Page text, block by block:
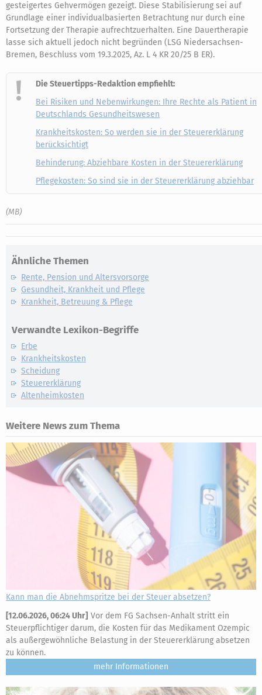
gesteigertes Gehvermögen gezeigt. Diese Stabilisierung sei auf
Grundlage einer individualbasierten Betrachtung nur durch eine
Fortsetzung der Therapie aufrechtzuerhalten. Eine Dauertherapie
lasse sich aktuell jedoch nicht begründen (LSG Niedersachsen-
Bremen, Beschluss vom 19.3.2025, Az. L 4 KR 20/25 B ER).
Die Steuertipps-Redaktion empfiehlt:
Bei Risiken und Nebenwirkungen: Ihre Rechte als Patient in
Deutschlands Gesundheitswesen
Krankheitskosten: So werden sie in der Steuererklärung
berücksichtigt
Behinderung: Abziehbare Kosten in der Steuererklärung
Pflegekosten: So sind sie in der Steuererklärung abziehbar
(MB)
Ähnliche Themen
Rente, Pension und Altersvorsorge
Gesundheit, Krankheit und Pflege
Krankheit, Betreuung & Pflege
Verwandte Lexikon-Begriffe
Erbe
Krankheitskosten
Scheidung
Steuererklärung
Altenheimkosten
Weitere News zum Thema
Kann man die Abnehmspritze bei der Steuer absetzen?
[12.06.2026, 06:24 Uhr] Vor dem FG Sachsen-Anhalt stritt ein
Steuerpflichtiger darum, die Kosten für das Medikament Ozempic
als außergewöhnliche Belastung in der Steuererklärung absetzen
zu können.
mehr